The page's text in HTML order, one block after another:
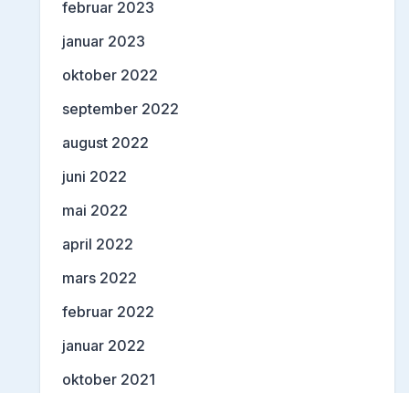
februar 2023
januar 2023
oktober 2022
september 2022
august 2022
juni 2022
mai 2022
april 2022
mars 2022
februar 2022
januar 2022
oktober 2021